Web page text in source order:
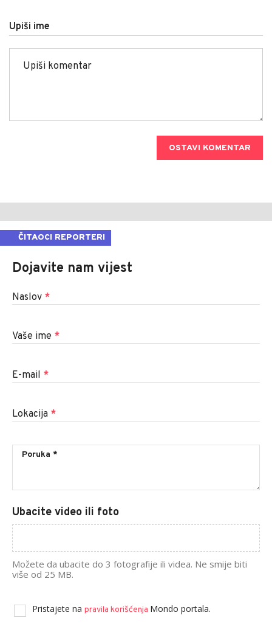
Upiši ime
OSTAVI KOMENTAR
ČITAOCI REPORTERI
Dojavite nam vijest
Naslov *
Vaše ime *
E-mail *
Lokacija *
Ubacite video ili foto
Možete da ubacite do 3 fotografije ili videa. Ne smije biti
više od 25 MB.
Pristajete na pravila korišćenja Mondo portala.